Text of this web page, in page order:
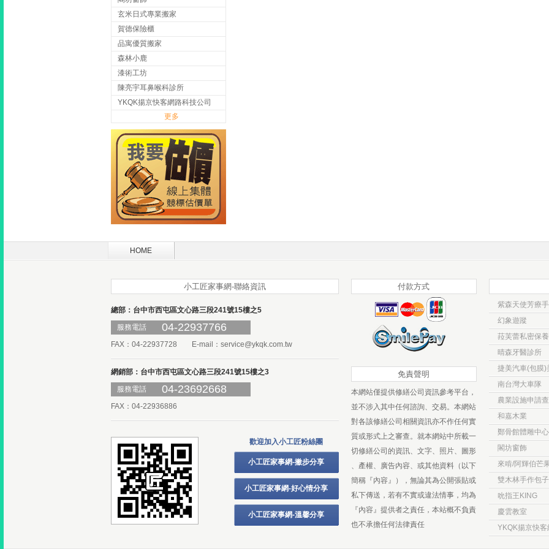
玄米日式專業搬家
賀德保險櫃
品寓優質搬家
森林小鹿
漆術工坊
陳亮宇耳鼻喉科診所
YKQK揚京快客網路科技公司
更多
HOME
小工匠家事網-聯絡資訊
總部：台中市西屯區文心路三段241號15樓之5
服務電話
04-22937766
FAX：04-22937728 E-mail： service@ykqk.com.tw
網銷部：台中市西屯區文心路三段241號15樓之3
服務電話
04-23692668
FAX：04-22936886
歡迎加入小工匠粉絲團
小工匠家事網-撇步分享
小工匠家事網-好心情分享
小工匠家事網-溫馨分享
付款方式
免責聲明
本網站僅提供修繕公司資訊參考平台，
並不涉入其中任何諮詢、交易。本網站
對各該修繕公司相關資訊亦不作任何實
質或形式上之審查。就本網站中所載一
切修繕公司的資訊、文字、照片、圖形
、產權、廣告內容、或其他資料（以下
簡稱『內容』），無論其為公開張貼或
私下傳送，若有不實或違法情事，均為
『內容』提供者之責任，本站概不負責
也不承擔任何法律責任
紫森天使芳療
幻象遊蹤
菈芙蕾私密保養
晴森牙醫診所
捷美汽車(包膜)
南台灣大車隊
農業設施申請
和嘉木業
鄭骨館體雕中心
閣坊窗飾
來啃/阿輝伯芒
雙木林手作包
吮指王KING
慶雲教室
YKQK揚京快